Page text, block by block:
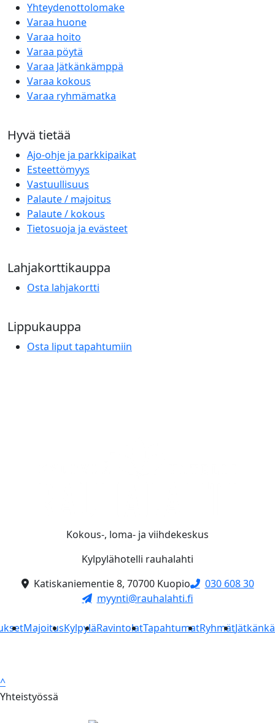
Yhteydenottolomake
Varaa huone
Varaa hoito
Varaa pöytä
Varaa Jätkänkämppä
Varaa kokous
Varaa ryhmämatka
Hyvä tietää
Ajo-ohje ja parkkipaikat
Esteettömyys
Vastuullisuus
Palaute / majoitus
Palaute / kokous
Tietosuoja ja evästeet
Lahjakorttikauppa
Osta lahjakortti
Lippukauppa
Osta liput tapahtumiin
Kokous-, loma- ja viihdekeskus
Kylpylähotelli rauhalahti
Katiskaniementie 8, 70700 Kuopio
030 608 30
myynti@rauhalahti.fi
MajoitusKylpyläRavintolatTapahtumatRyhmät
^
Yhteistyössä